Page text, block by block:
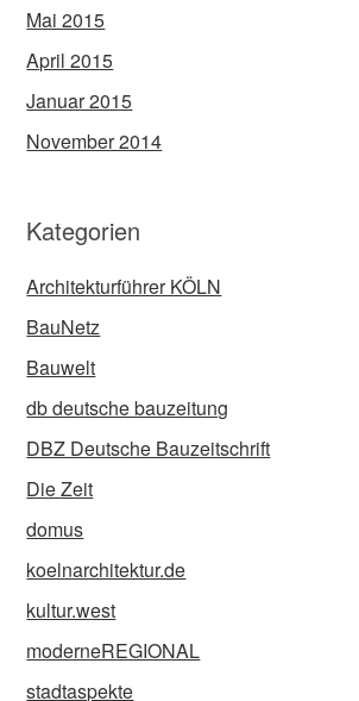
Mai 2015
April 2015
Januar 2015
November 2014
Kategorien
Architekturführer KÖLN
BauNetz
Bauwelt
db deutsche bauzeitung
DBZ Deutsche Bauzeitschrift
Die Zeit
domus
koelnarchitektur.de
kultur.west
moderneREGIONAL
stadtaspekte